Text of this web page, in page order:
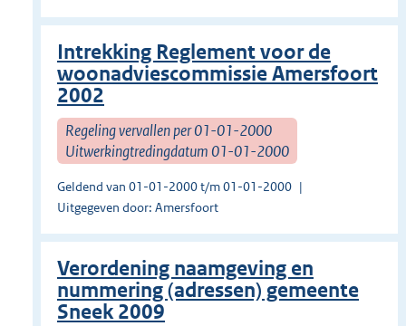
Intrekking Reglement voor de
woonadviescommissie Amersfoort
2002
Regeling vervallen per 01-01-2000
Uitwerkingtredingdatum 01-01-2000
Geldend van 01-01-2000 t/m 01-01-2000
Uitgegeven door: Amersfoort
Verordening naamgeving en
nummering (adressen) gemeente
Sneek 2009